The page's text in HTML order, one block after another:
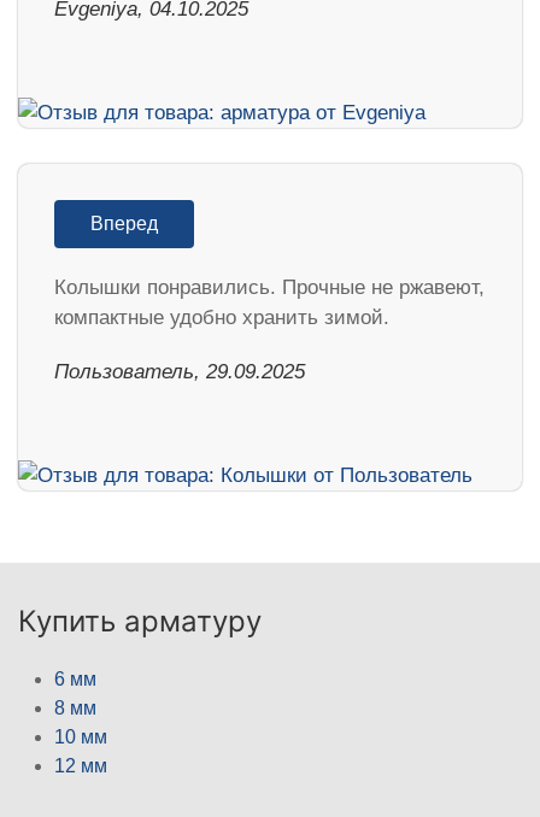
Evgeniya, 04.10.2025
Вперед
Колышки понравились. Прочные не ржавеют,
компактные удобно хранить зимой.
Пользователь, 29.09.2025
Купить арматуру
6 мм
8 мм
10 мм
12 мм